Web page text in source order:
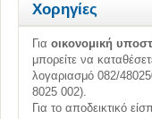
Χορηγίες
Για οικονομική
μπορείτε να
λογαριασμό 082/
8025 002).
Για το αποδεικτικό